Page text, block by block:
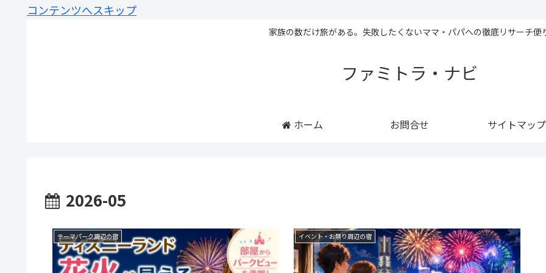
コンテンツへスキップ
家族の数だけ旅がある。失敗したくないママ・パパへの徹底リサーチ便
ファミトラ・ナビ
ホーム お問合せ サイトマップ
2026-05
テーマパーク周辺の宿 イベント・お祭り周辺の宿